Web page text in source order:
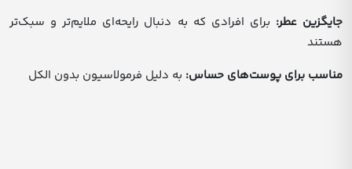
جایگزین عطر: برای افرادی که به دنبال رایحه‌ای ملایم‌تر و سبک‌تر
هستند
مناسب برای پوست‌های حساس: به دلیل فرمولاسیون بدون الکل